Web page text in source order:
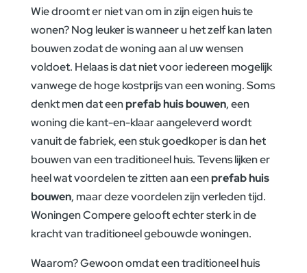
Wie droomt er niet van om in zijn eigen huis te
wonen? Nog leuker is wanneer u het zelf kan laten
bouwen zodat de woning aan al uw wensen
voldoet. Helaas is dat niet voor iedereen mogelijk
vanwege de hoge kostprijs van een woning. Soms
denkt men dat eenprefab huis bouwen, een
woning die kant-en-klaar aangeleverd wordt
vanuit de fabriek, een stuk goedkoper is dan het
bouwen van een traditioneel huis. Tevens lijken er
heel wat voordelen te zitten aan eenprefab huis
bouwen, maar deze voordelen zijn verleden tijd.
Woningen Compere gelooft echter sterk in de
kracht van traditioneel gebouwde woningen.
Waarom? Gewoon omdat een traditioneel huis